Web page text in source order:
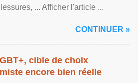
... Afficher l'article ...
CONTINUER »
cible de choix
encore bien réelle